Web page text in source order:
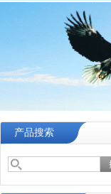
产品搜索